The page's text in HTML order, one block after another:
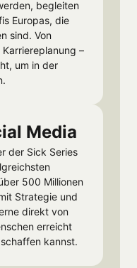
begleiten
Europas, die
sind. Von
–
um in der
Media
der Sick Series
500 Millionen
Strategie und
direkt von
erreicht
kannst.